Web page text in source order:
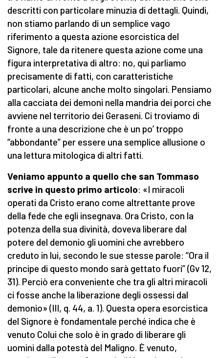
descritti con particolare minuzia di dettagli. Quindi,
non stiamo parlando di un semplice vago
riferimento a questa azione esorcistica del
Signore, tale da ritenere questa azione come una
figura interpretativa di altro: no, qui parliamo
precisamente di fatti, con caratteristiche
particolari, alcune anche molto singolari. Pensiamo
alla cacciata dei demoni nella mandria dei porci che
avviene nel territorio dei Geraseni. Ci troviamo di
fronte a una descrizione che è un po’ troppo
“abbondante” per essere una semplice allusione o
una lettura mitologica di altri fatti.
Veniamo appunto a quello che san Tommaso
scrive in questo primo articolo: «I miracoli
operati da Cristo erano come altrettante prove
della fede che egli insegnava. Ora Cristo, con la
potenza della sua divinità, doveva liberare dal
potere del demonio gli uomini che avrebbero
creduto in lui, secondo le sue stesse parole: “Ora il
principe di questo mondo sarà gettato fuori” (Gv 12,
31). Perciò era conveniente che tra gli altri miracoli
ci fosse anche la liberazione degli ossessi dal
demonio» (III, q. 44, a. 1). Questa opera esorcistica
del Signore è fondamentale perché indica che è
venuto Colui che solo è in grado di liberare gli
uomini dalla potestà del Maligno. È venuto,